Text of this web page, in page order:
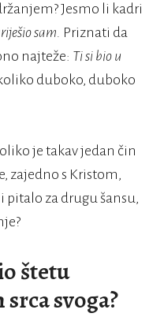
Jesmo li kadri
sam. Priznati da
najteže: Ti si bio u
duboko, duboko
je takav jedan čin
zajedno s Kristom,
za drugu šansu,
štetu
svoga?